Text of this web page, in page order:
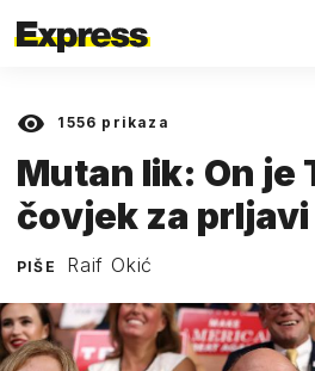
1556 prikaza
Mutan lik: On je
čovjek za
PIŠE Raif Okić